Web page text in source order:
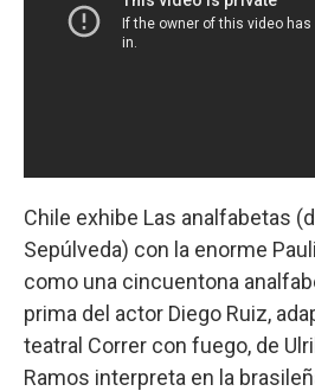
Chile exhibe Las analfabetas
Sepúlveda) con la enorme
como una cincuentona
prima del actor Diego Ruiz,
teatral Correr con fuego, de
Ramos interpreta en la